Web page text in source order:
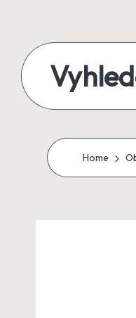
content
produkty
i
Home